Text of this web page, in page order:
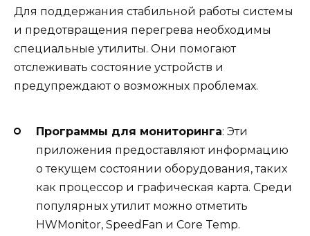
Для поддержания стабильной работы системы
и предотвращения перегрева необходимы
специальные утилиты. Они помогают
отслеживать состояние устройств и
предупреждают о возможных проблемах.
Программы для мониторинга: Эти
приложения предоставляют информацию
о текущем состоянии оборудования, таких
как процессор и графическая карта. Среди
популярных утилит можно отметить
HWMonitor, SpeedFan и Core Temp.